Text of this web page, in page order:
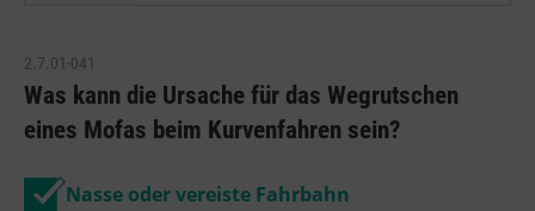
2.7.01-041
Was kann die Ursache für das Wegrutschen
eines Mofas beim Kurvenfahren sein?
Nasse oder vereiste Fahrbahn